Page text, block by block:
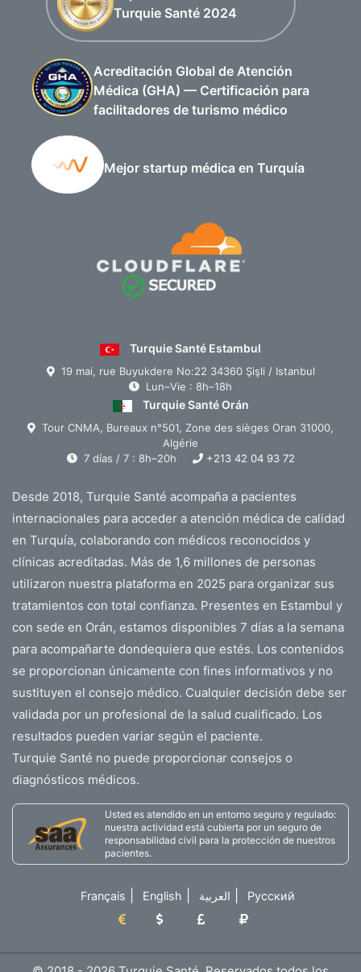
Turquie Santé 2024
Acreditación Global de Atención
Médica (GHA) — Certificación para
facilitadores de turismo médico
Mejor startup médica en Turquía
Turquie Santé Estambul
19 mai, rue Buyukdere No:22 34360 Şişli / Istanbul
Lun–Vie : 8h–18h
Turquie Santé Orán
Tour CNMA, Bureaux n°501, Zone des sièges Oran 31000,
Algérie
7 días / 7 : 8h–20h
+213 42 04 93 72
Desde 2018, Turquie Santé acompaña a pacientes
internacionales para acceder a atención médica de calidad
en Turquía, colaborando con médicos reconocidos y
clínicas acreditadas. Más de 1,6 millones de personas
utilizaron nuestra plataforma en 2025 para organizar sus
tratamientos con total confianza. Presentes en Estambul y
con sede en Orán, estamos disponibles 7 días a la semana
para acompañarte dondequiera que estés. Los contenidos
se proporcionan únicamente con fines informativos y no
sustituyen el consejo médico. Cualquier decisión debe ser
validada por un profesional de la salud cualificado. Los
resultados pueden variar según el paciente.
Turquie Santé no puede proporcionar consejos o
diagnósticos médicos.
Usted es atendido en un entorno seguro y regulado:
nuestra actividad está cubierta por un seguro de
responsabilidad civil para la protección de nuestros
pacientes.
Français English العربية Русский